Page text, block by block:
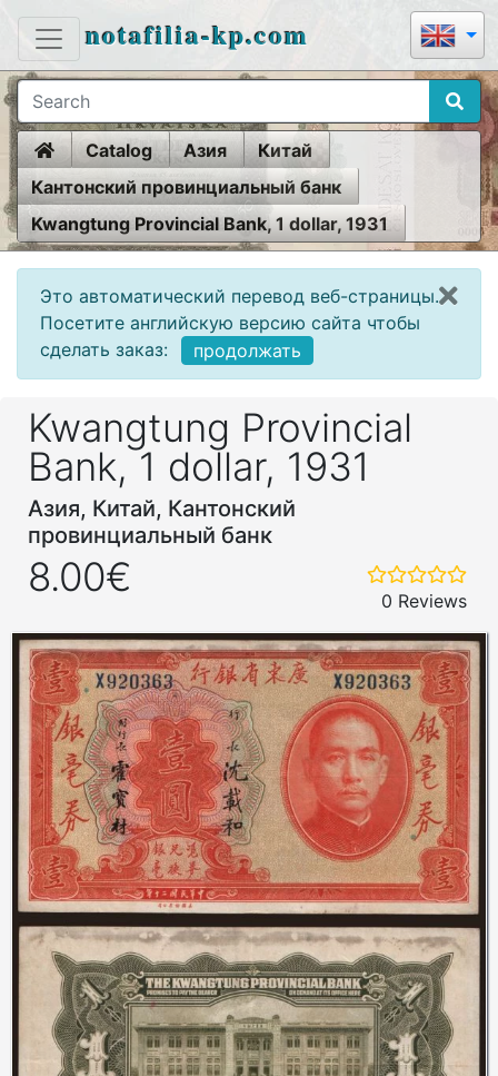
notafilia-kp.com
HomeCatalog Азия
Китай
Кантонский провинциальный банк
Kwangtung Provincial Bank, 1 dollar, 1931
Это автоматический перевод веб-страницы.
Посетите английскую версию сайта чтобы
сделать заказ:
продолжать
Kwangtung Provincial
Bank, 1 dollar, 1931
Азия, Китай, Кантонский
провинциальный банк
8.00€
0 Reviews